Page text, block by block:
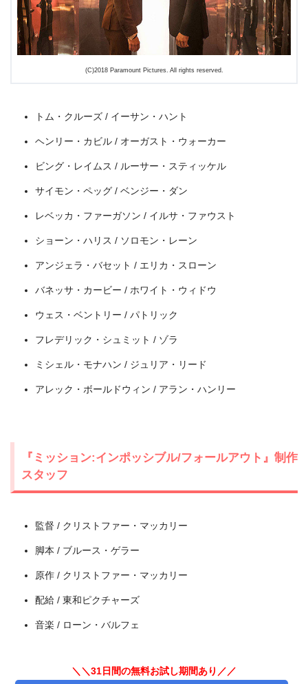
＼＼31日間無料!!お試し解約もOK／／
今すぐ無料でU-NEXTで見る
出典: U-NEXT
(C)2018 Paramount Pictures. All rights reserved.
トム・クルーズ / イーサン・ハント
ヘンリー・カビル / オーガスト・ウォーカー
ビング・レイムス / ルーサー・スティッケル
サイモン・ペッグ / ベンジー・ダン
レベッカ・ファーガソン / イルサ・ファウスト
ショーン・ハリス / ソロモン・レーン
アンジェラ・バセット / エリカ・スローン
バネッサ・カービー / ホワイト・ウィドウ
ウェス・ベントリー / パトリック
フレデリック・シュミット / ゾラ
ミシェル・モナハン / ジュリア・リード
アレック・ボールドウィン / アラン・ハンリー
『ミッション:インポッシブル/フォールアウト』制作
スタッフ
監督 / クリストファー・マッカリー
脚本 / ブルース・ゲラー
原作 / クリストファー・マッカリー
配給 / 東和ピクチャーズ
音楽 / ローン・バルフェ
＼＼31日間の無料お試し期間あり／／